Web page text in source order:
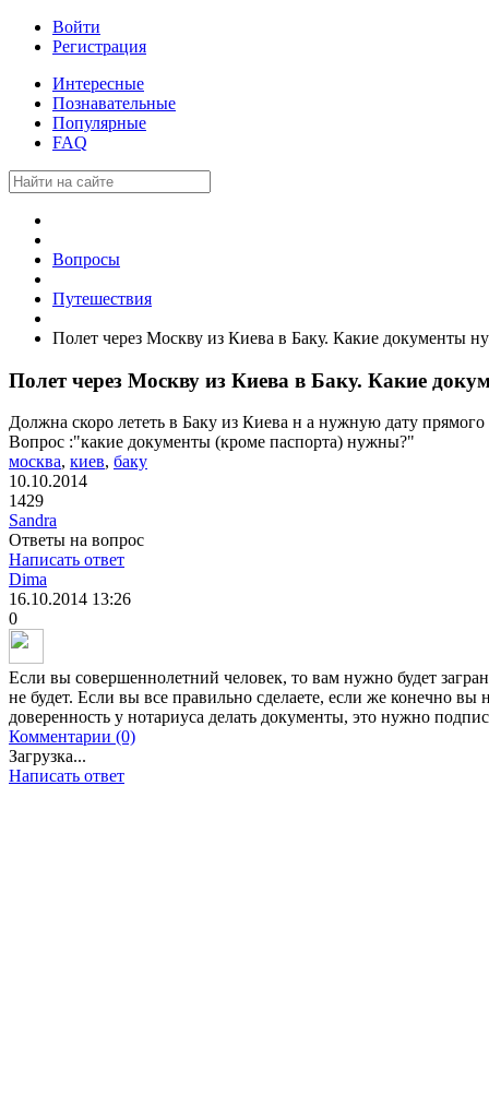
Войти
Регистрация
Интересные
Познавательные
Популярные
FAQ
Вопросы
Путешествия
Полет через Москву из Киева в Баку. Какие документы
Полет через Москву из Киева в Баку. Какие
Должна скоро лететь в Баку из Киева н а нужную дату прямого
Вопрос :"какие документы (кроме паспорта) нужны?"
москва, киев, баку
10.10.2014
1429
Sandra
Ответы на вопрос
Написать ответ
Dima
16.10.2014 13:26
0
Если вы совершеннолетний человек, то вам нужно будет
не будет. Если вы все правильно сделаете, если же конечно вы
доверенность у нотариуса делать документы, это нужно
Комментарии (0)
Загрузка...
Написать ответ